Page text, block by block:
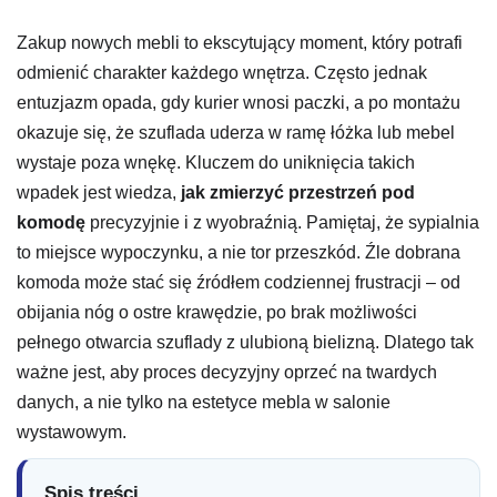
Zakup nowych mebli to ekscytujący moment, który potrafi
odmienić charakter każdego wnętrza. Często jednak
entuzjazm opada, gdy kurier wnosi paczki, a po montażu
okazuje się, że szuflada uderza w ramę łóżka lub mebel
wystaje poza wnękę. Kluczem do uniknięcia takich
wpadek jest wiedza, jak zmierzyć przestrzeń pod
komodę precyzyjnie i z wyobraźnią. Pamiętaj, że sypialnia
to miejsce wypoczynku, a nie tor przeszkód. Źle dobrana
komoda może stać się źródłem codziennej frustracji – od
obijania nóg o ostre krawędzie, po brak możliwości
pełnego otwarcia szuflady z ulubioną bielizną. Dlatego tak
ważne jest, aby proces decyzyjny oprzeć na twardych
danych, a nie tylko na estetyce mebla w salonie
wystawowym.
Spis treści